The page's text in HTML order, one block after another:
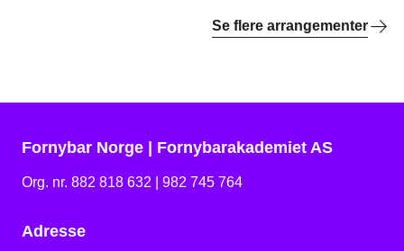
Se flere arrangementer
Fornybar Norge | Fornybarakademiet AS
Org. nr. 882 818 632 | 982 745 764
Adresse